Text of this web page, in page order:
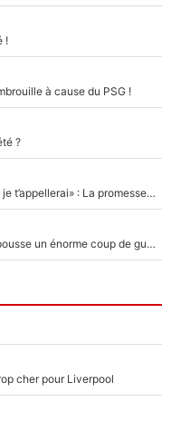
!
à cause du PSG !
?
Mercato - OM - «Dès que je prends un club, je t’appellerai» : La promesse de Marcelino au moment de claquer la porte
Victime de racisme contre Murray, Kyrgios pousse un énorme coup de gueule !
cher pour Liverpool